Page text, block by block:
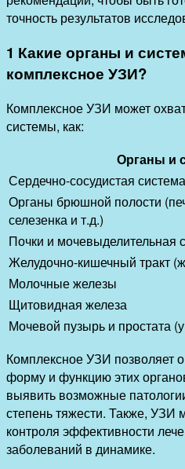
точность результатов
1 Какие органы и
комплексное УЗИ?
Комплексное УЗИ может
системы, как:
Органы и
Сердечно-сосудистая система
Органы брюшной полости
селезенка и т.д.)
Почки и мочевыделительная
Желудочно-кишечный тракт
Молочные железы
Щитовидная железа
Мочевой пузырь и простата
Комплексное УЗИ позволяет
форму и функцию этих
выявить возможные
степень тяжести. Также, УЗИ
контроля эффективности
заболеваний в динамике.